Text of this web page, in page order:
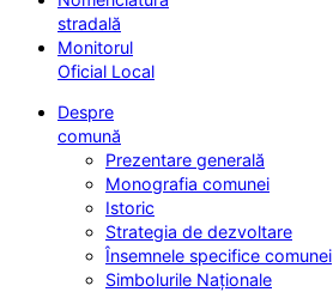
stradală
Monitorul
Oficial Local
Despre
comună
Prezentare generală
Monografia comunei
Istoric
Strategia de dezvoltare
Însemnele specifice comunei
Simbolurile Naționale